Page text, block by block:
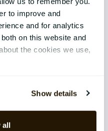
to improve and
and for analytics
on this website and
the cookies we use,
Show details
all